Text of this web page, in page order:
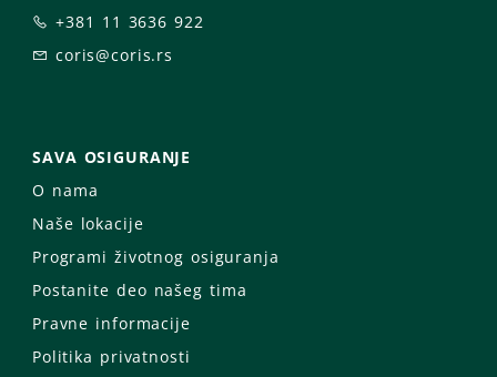
+381 11 3636 922
coris@coris.rs
SAVA OSIGURANJE
O nama
Naše lokacije
Programi životnog osiguranja
Postanite deo našeg tima
Pravne informacije
Politika privatnosti